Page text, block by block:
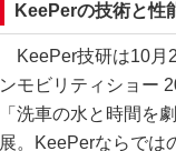
KeePerの技術と性
KeePer技研は10月
ンモビリティショー
「洗車の水と時間を
展。KeePerならでは